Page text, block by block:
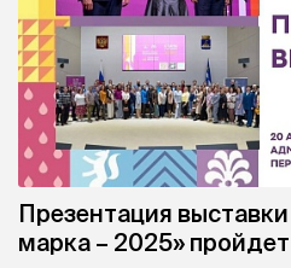
Презентация
марка – 2025»